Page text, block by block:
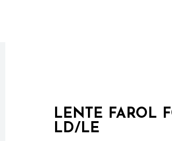
LENTE FAROL
LD/LE